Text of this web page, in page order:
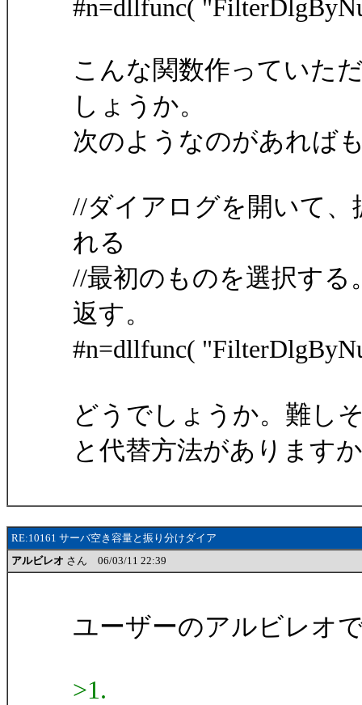
#n=dllfunc(
こんな関数作っていた
しょうか。
次のようなのがあれば
//ダイアログを開いて
れる
//最初のものを選択する
返す。
#n=dllfunc(
どうでしょうか。難し
と代替方法があります
RE:10161 サーバ空き容量と振り分けダイア
アルビレオ さん 06/03/11 22:39
ユーザーのアルビレオ
>1.